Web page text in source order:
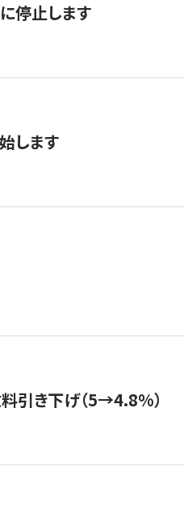
停止します
します
引き下げ（5→4.8%）